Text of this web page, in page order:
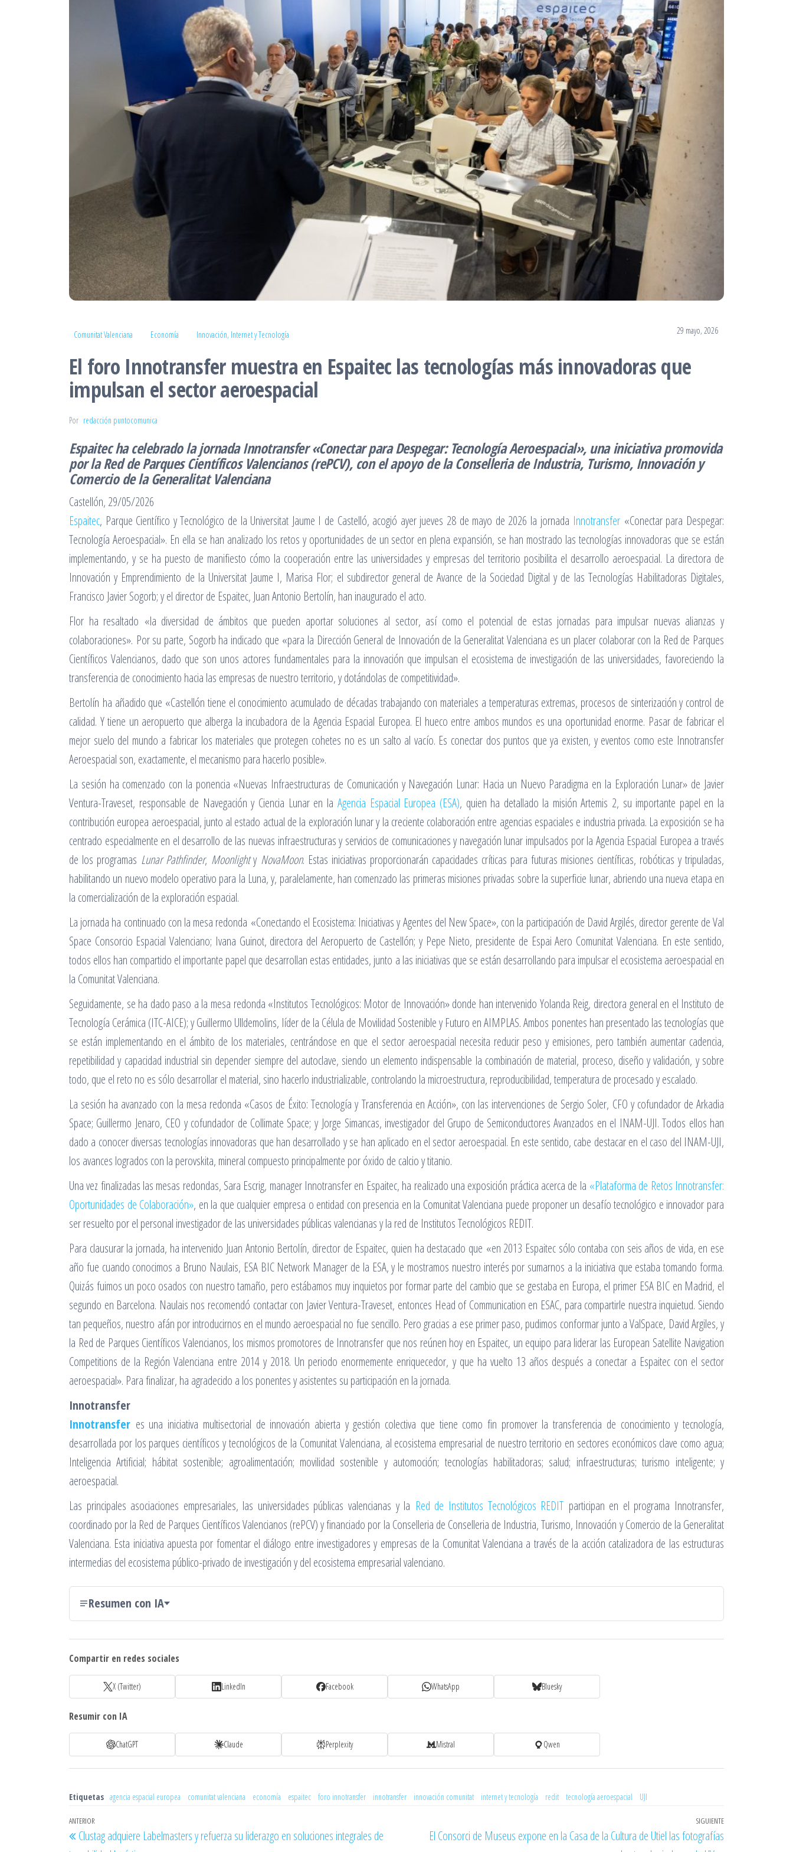
Comunitat Valenciana Economía Innovación, Internet y Tecnología 29 mayo, 2026
El foro Innotransfer muestra en Espaitec las tecnologías más innovadoras que
impulsan el sector aeroespacial
Por redacción puntocomunica
Espaitec ha celebrado la jornada Innotransfer «Conectar para Despegar: Tecnología Aeroespacial», una iniciativa promovida
por la Red de Parques Científicos Valencianos (rePCV), con el apoyo de la Conselleria de Industria, Turismo, Innovación y
Comercio de la Generalitat Valenciana
Castellón, 29/05/2026
Espaitec, Parque Científico y Tecnológico de la Universitat Jaume I de Castelló, acogió ayer jueves 28 de mayo de 2026 la jornada Innotransfer «Conectar para Despegar:
Tecnología Aeroespacial». En ella se han analizado los retos y oportunidades de un sector en plena expansión, se han mostrado las tecnologías innovadoras que se están
implementando, y se ha puesto de manifiesto cómo la cooperación entre las universidades y empresas del territorio posibilita el desarrollo aeroespacial. La directora de
Innovación y Emprendimiento de la Universitat Jaume I, Marisa Flor; el subdirector general de Avance de la Sociedad Digital y de las Tecnologías Habilitadoras Digitales,
Francisco Javier Sogorb; y el director de Espaitec, Juan Antonio Bertolín, han inaugurado el acto.
Flor ha resaltado «la diversidad de ámbitos que pueden aportar soluciones al sector, así como el potencial de estas jornadas para impulsar nuevas alianzas y
colaboraciones». Por su parte, Sogorb ha indicado que «para la Dirección General de Innovación de la Generalitat Valenciana es un placer colaborar con la Red de Parques
Científicos Valencianos, dado que son unos actores fundamentales para la innovación que impulsan el ecosistema de investigación de las universidades, favoreciendo la
transferencia de conocimiento hacia las empresas de nuestro territorio, y dotándolas de competitividad».
Bertolín ha añadido que «Castellón tiene el conocimiento acumulado de décadas trabajando con materiales a temperaturas extremas, procesos de sinterización y control de
calidad. Y tiene un aeropuerto que alberga la incubadora de la Agencia Espacial Europea. El hueco entre ambos mundos es una oportunidad enorme. Pasar de fabricar el
mejor suelo del mundo a fabricar los materiales que protegen cohetes no es un salto al vacío. Es conectar dos puntos que ya existen, y eventos como este Innotransfer
Aeroespacial son, exactamente, el mecanismo para hacerlo posible».
La sesión ha comenzado con la ponencia «Nuevas Infraestructuras de Comunicación y Navegación Lunar: Hacia un Nuevo Paradigma en la Exploración Lunar» de Javier
Ventura-Traveset, responsable de Navegación y Ciencia Lunar en laAgencia Espacial Europea (ESA), quien ha detallado la misión Artemis 2, su importante papel en la
contribución europea aeroespacial, junto al estado actual de la exploración lunar y la creciente colaboración entre agencias espaciales e industria privada. La exposición se ha
centrado especialmente en el desarrollo de las nuevas infraestructuras y servicios de comunicaciones y navegación lunar impulsados por la Agencia Espacial Europea a través
de los programas Lunar Pathfinder, Moonlighty NovaMoon. Estas iniciativas proporcionarán capacidades críticas para futuras misiones científicas, robóticas y tripuladas,
habilitando un nuevo modelo operativo para la Luna, y, paralelamente, han comenzado las primeras misiones privadas sobre la superficie lunar, abriendo una nueva etapa en
la comercialización de la exploración espacial.
La jornada ha continuado con la mesa redonda «Conectando el Ecosistema: Iniciativas y Agentes del New Space», con la participación de David Argilés, director gerente de Val
Space Consorcio Espacial Valenciano; Ivana Guinot, directora del Aeropuerto de Castellón; y Pepe Nieto, presidente de Espai Aero Comunitat Valenciana. En este sentido,
todos ellos han compartido el importante papel que desarrollan estas entidades, junto a las iniciativas que se están desarrollando para impulsar el ecosistema aeroespacial en
la Comunitat Valenciana.
Seguidamente, se ha dado paso a la mesa redonda «Institutos Tecnológicos: Motor de Innovación» donde han intervenido Yolanda Reig, directora general en el Instituto de
Tecnología Cerámica (ITC-AICE); y Guillermo Ulldemolins, líder de la Célula de Movilidad Sostenible y Futuro en AIMPLAS. Ambos ponentes han presentado las tecnologías que
se están implementando en el ámbito de los materiales, centrándose en que el sector aeroespacial necesita reducir peso y emisiones, pero también aumentar cadencia,
repetibilidad y capacidad industrial sin depender siempre del autoclave, siendo un elemento indispensable la combinación de material, proceso, diseño y validación, y sobre
todo, que el reto no es sólo desarrollar el material, sino hacerlo industrializable, controlando la microestructura, reproducibilidad, temperatura de procesado y escalado.
La sesión ha avanzado con la mesa redonda «Casos de Éxito: Tecnología y Transferencia en Acción», con las intervenciones de Sergio Soler, CFO y cofundador de Arkadia
Space; Guillermo Jenaro, CEO y cofundador de Collimate Space; y Jorge Simancas, investigador del Grupo de Semiconductores Avanzados en el INAM-UJI. Todos ellos han
dado a conocer diversas tecnologías innovadoras que han desarrollado y se han aplicado en el sector aeroespacial. En este sentido, cabe destacar en el caso del INAM-UJI,
los avances logrados con la perovskita, mineral compuesto principalmente por óxido de calcio y titanio.
Una vez finalizadas las mesas redondas, Sara Escrig, manager Innotransfer en Espaitec, ha realizado una exposición práctica acerca de la «Plataforma de Retos Innotransfer:
Oportunidades de Colaboración», en la que cualquier empresa o entidad con presencia en la Comunitat Valenciana puede proponer un desafío tecnológico e innovador para
ser resuelto por el personal investigador de las universidades públicas valencianas y la red de Institutos Tecnológicos REDIT.
Para clausurar la jornada, ha intervenido Juan Antonio Bertolín, director de Espaitec, quien ha destacado que «en 2013 Espaitec sólo contaba con seis años de vida, en ese
año fue cuando conocimos a Bruno Naulais, ESA BIC Network Manager de la ESA, y le mostramos nuestro interés por sumarnos a la iniciativa que estaba tomando forma.
Quizás fuimos un poco osados con nuestro tamaño, pero estábamos muy inquietos por formar parte del cambio que se gestaba en Europa, el primer ESA BIC en Madrid, el
segundo en Barcelona. Naulais nos recomendó contactar con Javier Ventura-Traveset, entonces Head of Communication en ESAC, para compartirle nuestra inquietud. Siendo
tan pequeños, nuestro afán por introducirnos en el mundo aeroespacial no fue sencillo. Pero gracias a ese primer paso, pudimos conformar junto a ValSpace, David Argiles, y
la Red de Parques Científicos Valencianos, los mismos promotores de Innotransfer que nos reúnen hoy en Espaitec, un equipo para liderar las European Satellite Navigation
Competitions de la Región Valenciana entre 2014 y 2018. Un periodo enormemente enriquecedor, y que ha vuelto 13 años después a conectar a Espaitec con el sector
aeroespacial». Para finalizar, ha agradecido a los ponentes y asistentes su participación en la jornada.
Innotransfer
Innotransfer es una iniciativa multisectorial de innovación abierta y gestión colectiva que tiene como fin promover la transferencia de conocimiento y tecnología,
desarrollada por los parques científicos y tecnológicos de la Comunitat Valenciana, al ecosistema empresarial de nuestro territorio en sectores económicos clave como agua;
Inteligencia Artificial; hábitat sostenible; agroalimentación; movilidad sostenible y automoción; tecnologías habilitadoras; salud; infraestructuras; turismo inteligente; y
aeroespacial.
Las principales asociaciones empresariales, las universidades públicas valencianas y la Red de Institutos Tecnológicos REDIT participan en el programa Innotransfer,
coordinado por la Red de Parques Científicos Valencianos (rePCV) y financiado por la Conselleria de Conselleria de Industria, Turismo, Innovación y Comercio de la Generalitat
Valenciana. Esta iniciativa apuesta por fomentar el diálogo entre investigadores y empresas de la Comunitat Valenciana a través de la acción catalizadora de las estructuras
intermedias del ecosistema público-privado de investigación y del ecosistema empresarial valenciano.
Resumen con IA
Compartir en redes sociales
X (Twitter) LinkedIn Facebook WhatsApp Bluesky
Resumir con IA
ChatGPT Claude Perplexity Mistral Qwen
Etiquetas agencia espacial europea comunitat valenciana economía espaitec foro innotransfer innotransfer innovación comunitat internet y tecnología redit tecnología aeroespacial UJI
Navegación
de
Entrada
anterior
ANTERIOR
Clustag adquiere Labelmasters y refuerza su liderazgo en soluciones integrales de
Entrada
SIGUIENTE
El Consorci de Museus expone en la Casa de la Cultura de Utiel las fotografías